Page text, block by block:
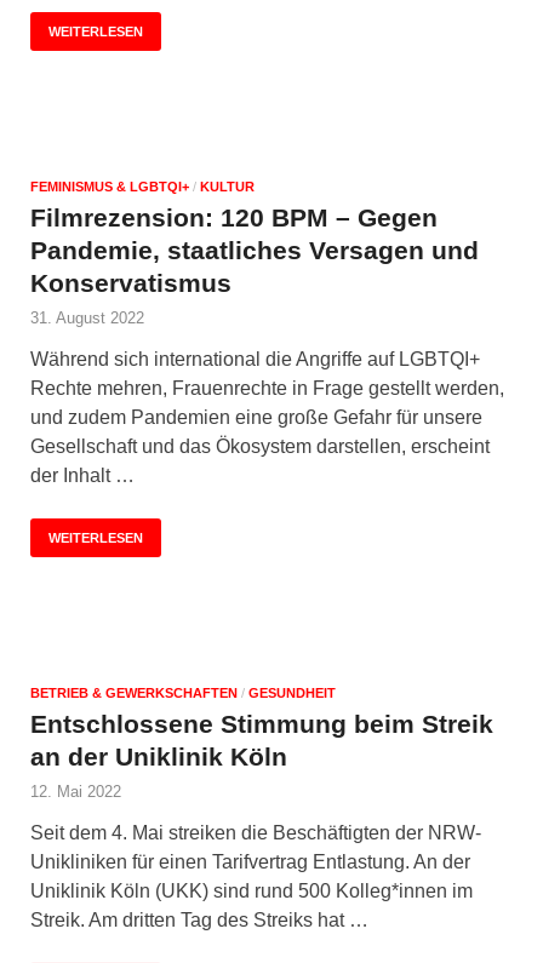
WEITERLESEN
FEMINISMUS & LGBTQI+ / KULTUR
Filmrezension: 120 BPM – Gegen
Pandemie, staatliches Versagen und
Konservatismus
31. August 2022
Während sich international die Angriffe auf LGBTQI+
Rechte mehren, Frauenrechte in Frage gestellt werden,
und zudem Pandemien eine große Gefahr für unsere
Gesellschaft und das Ökosystem darstellen, erscheint
der Inhalt …
WEITERLESEN
BETRIEB & GEWERKSCHAFTEN / GESUNDHEIT
Entschlossene Stimmung beim Streik
an der Uniklinik Köln
12. Mai 2022
Seit dem 4. Mai streiken die Beschäftigten der NRW-
Unikliniken für einen Tarifvertrag Entlastung. An der
Uniklinik Köln (UKK) sind rund 500 Kolleg*innen im
Streik. Am dritten Tag des Streiks hat …